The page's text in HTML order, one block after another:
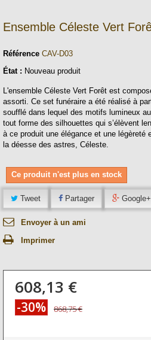
Ensemble Céleste Vert
Référence CAV-D03
État : Nouveau produit
L'ensemble Céleste Vert Forêt est
assorti. Ce set funéraire a été réalisé à
soufflé dans lequel des motifs lumineux
tout forme des silhouettes qui s’élèvent
à ce produit une élégance et une légèreté
la déesse des astres, Céleste.
Ce produit n'est plus en stock
Tweet Partager Google+
Envoyer à un ami
Imprimer
608,13 €
-30% 868,75 €